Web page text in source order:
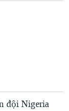
đội Nigeria